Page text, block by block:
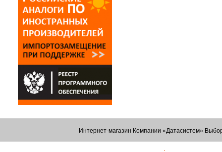
Интернет-магазин Компании «Датасистем»